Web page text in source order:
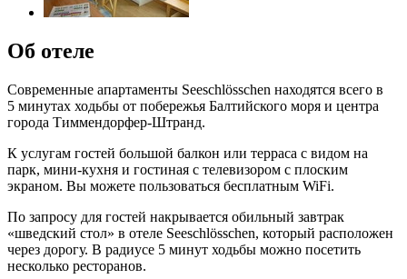
Об отеле
Современные апартаменты Seeschlösschen находятся всего в
5 минутах ходьбы от побережья Балтийского моря и центра
города Тиммендорфер-Штранд.
К услугам гостей большой балкон или терраса с видом на
парк, мини-кухня и гостиная с телевизором с плоским
экраном. Вы можете пользоваться бесплатным WiFi.
По запросу для гостей накрывается обильный завтрак
«шведский стол» в отеле Seeschlösschen, который расположен
через дорогу. В радиусе 5 минут ходьбы можно посетить
несколько ресторанов.